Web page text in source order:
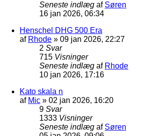
Seneste indlæg af Søren
16 jan 2026, 06:34
Henschel DHG 500 Era
af Rhode » 09 jan 2026, 22:27
2 Svar
715 Visninger
Seneste indlæg af Rhode
10 jan 2026, 17:16
Kato skala n
af Mic » 02 jan 2026, 16:20
9 Svar
1333 Visninger
Seneste indlæg af Søren